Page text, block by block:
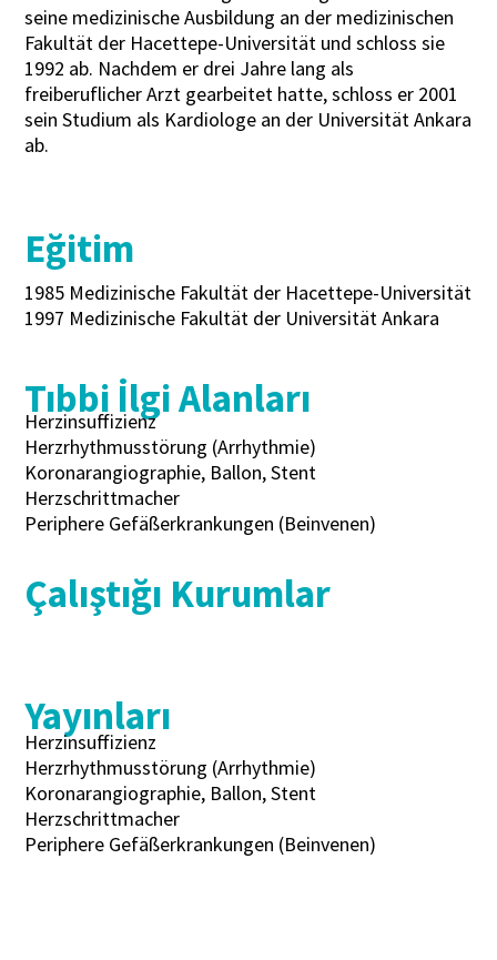
seine medizinische Ausbildung an der medizinischen
Fakultät der Hacettepe-Universität und schloss sie
1992 ab. Nachdem er drei Jahre lang als
freiberuflicher Arzt gearbeitet hatte, schloss er 2001
sein Studium als Kardiologe an der Universität Ankara
ab.
Eğitim
1985 Medizinische Fakultät der Hacettepe-Universität
1997 Medizinische Fakultät der Universität Ankara
Çalıştığı Kurumlar
Tıbbi İlgi Alanları
Herzinsuffizienz
Herzrhythmusstörung (Arrhythmie)
Koronarangiographie, Ballon, Stent
Herzschrittmacher
Periphere Gefäßerkrankungen (Beinvenen)
Yayınları
Herzinsuffizienz
Herzrhythmusstörung (Arrhythmie)
Koronarangiographie, Ballon, Stent
Herzschrittmacher
Periphere Gefäßerkrankungen (Beinvenen)